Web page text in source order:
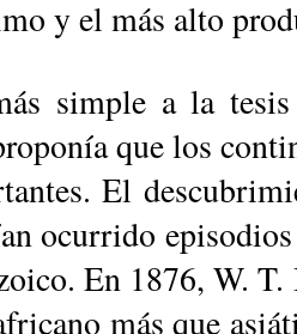
y el más al­to
simple a la
que los
El
ocurrido
En 1876, W.
más que